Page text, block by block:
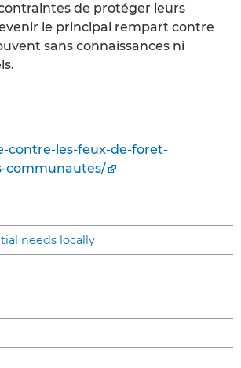
de protéger leurs
le principal rempart contre
sans connaissances ni
contre-les-feux-de-foret-
communautes/
needs locally